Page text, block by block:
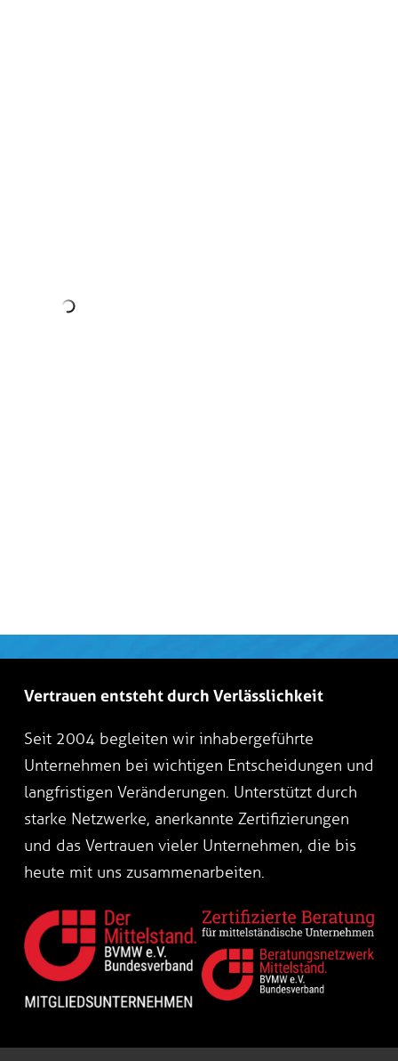
Vertrauen entsteht durch Verlässlichkeit
Seit 2004 begleiten wir inhabergeführte
Unternehmen bei wichtigen Entscheidungen und
langfristigen Veränderungen. Unterstützt durch
starke Netzwerke, anerkannte Zertifizierungen
und das Vertrauen vieler Unternehmen, die bis
heute mit uns zusammenarbeiten.